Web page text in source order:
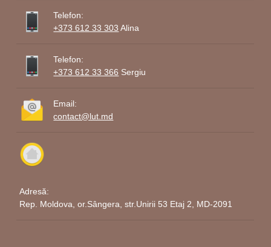
Telefon:
+373 612 33 303 Alina
Telefon:
+373 612 33 366 Sergiu
Email:
contact@lut.md
Adresă:
Rep. Moldova, or.Sângera, str.Unirii 53 Etaj 2, MD-2091